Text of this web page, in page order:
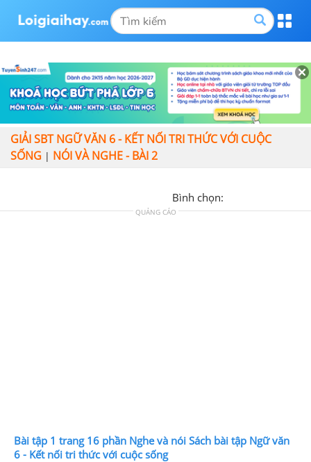
GIẢI SBT NGỮ VĂN 6 - KẾT NỐI TRI THỨC VỚI CUỘC
SỐNG | NÓI VÀ NGHE - BÀI 2
Bình chọn:
QUẢNG CÁO
Bài tập 1 trang 16 phần Nghe và nói Sách bài tập Ngữ văn
6 - Kết nối tri thức với cuộc sống